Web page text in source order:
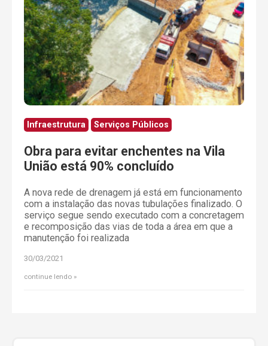
Infraestrutura Serviços Públicos
Obra para evitar enchentes na Vila
União está 90% concluído
A nova rede de drenagem já está em funcionamento
com a instalação das novas tubulações finalizado. O
serviço segue sendo executado com a concretagem
e recomposição das vias de toda a área em que a
manutenção foi realizada
30/03/2021
continue lendo